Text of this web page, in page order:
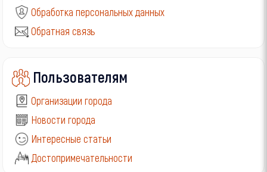
Обработка персональных данных
Обратная связь
Пользователям
Организации города
Новости города
Интересные статьи
Достопримечательности